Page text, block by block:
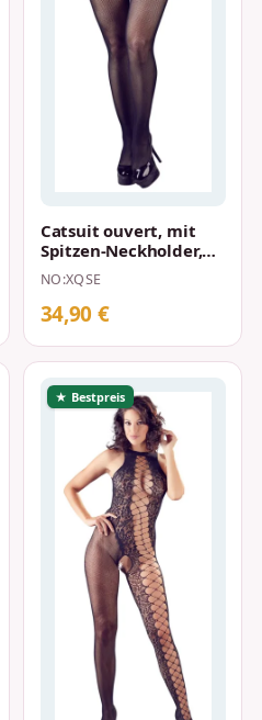
Catsuit ouvert, mit
Spitzen-Neckholder,
eingewebtes
Ornament vorne
und…
NO:XQSE
34,90 €
★ Bestpreis